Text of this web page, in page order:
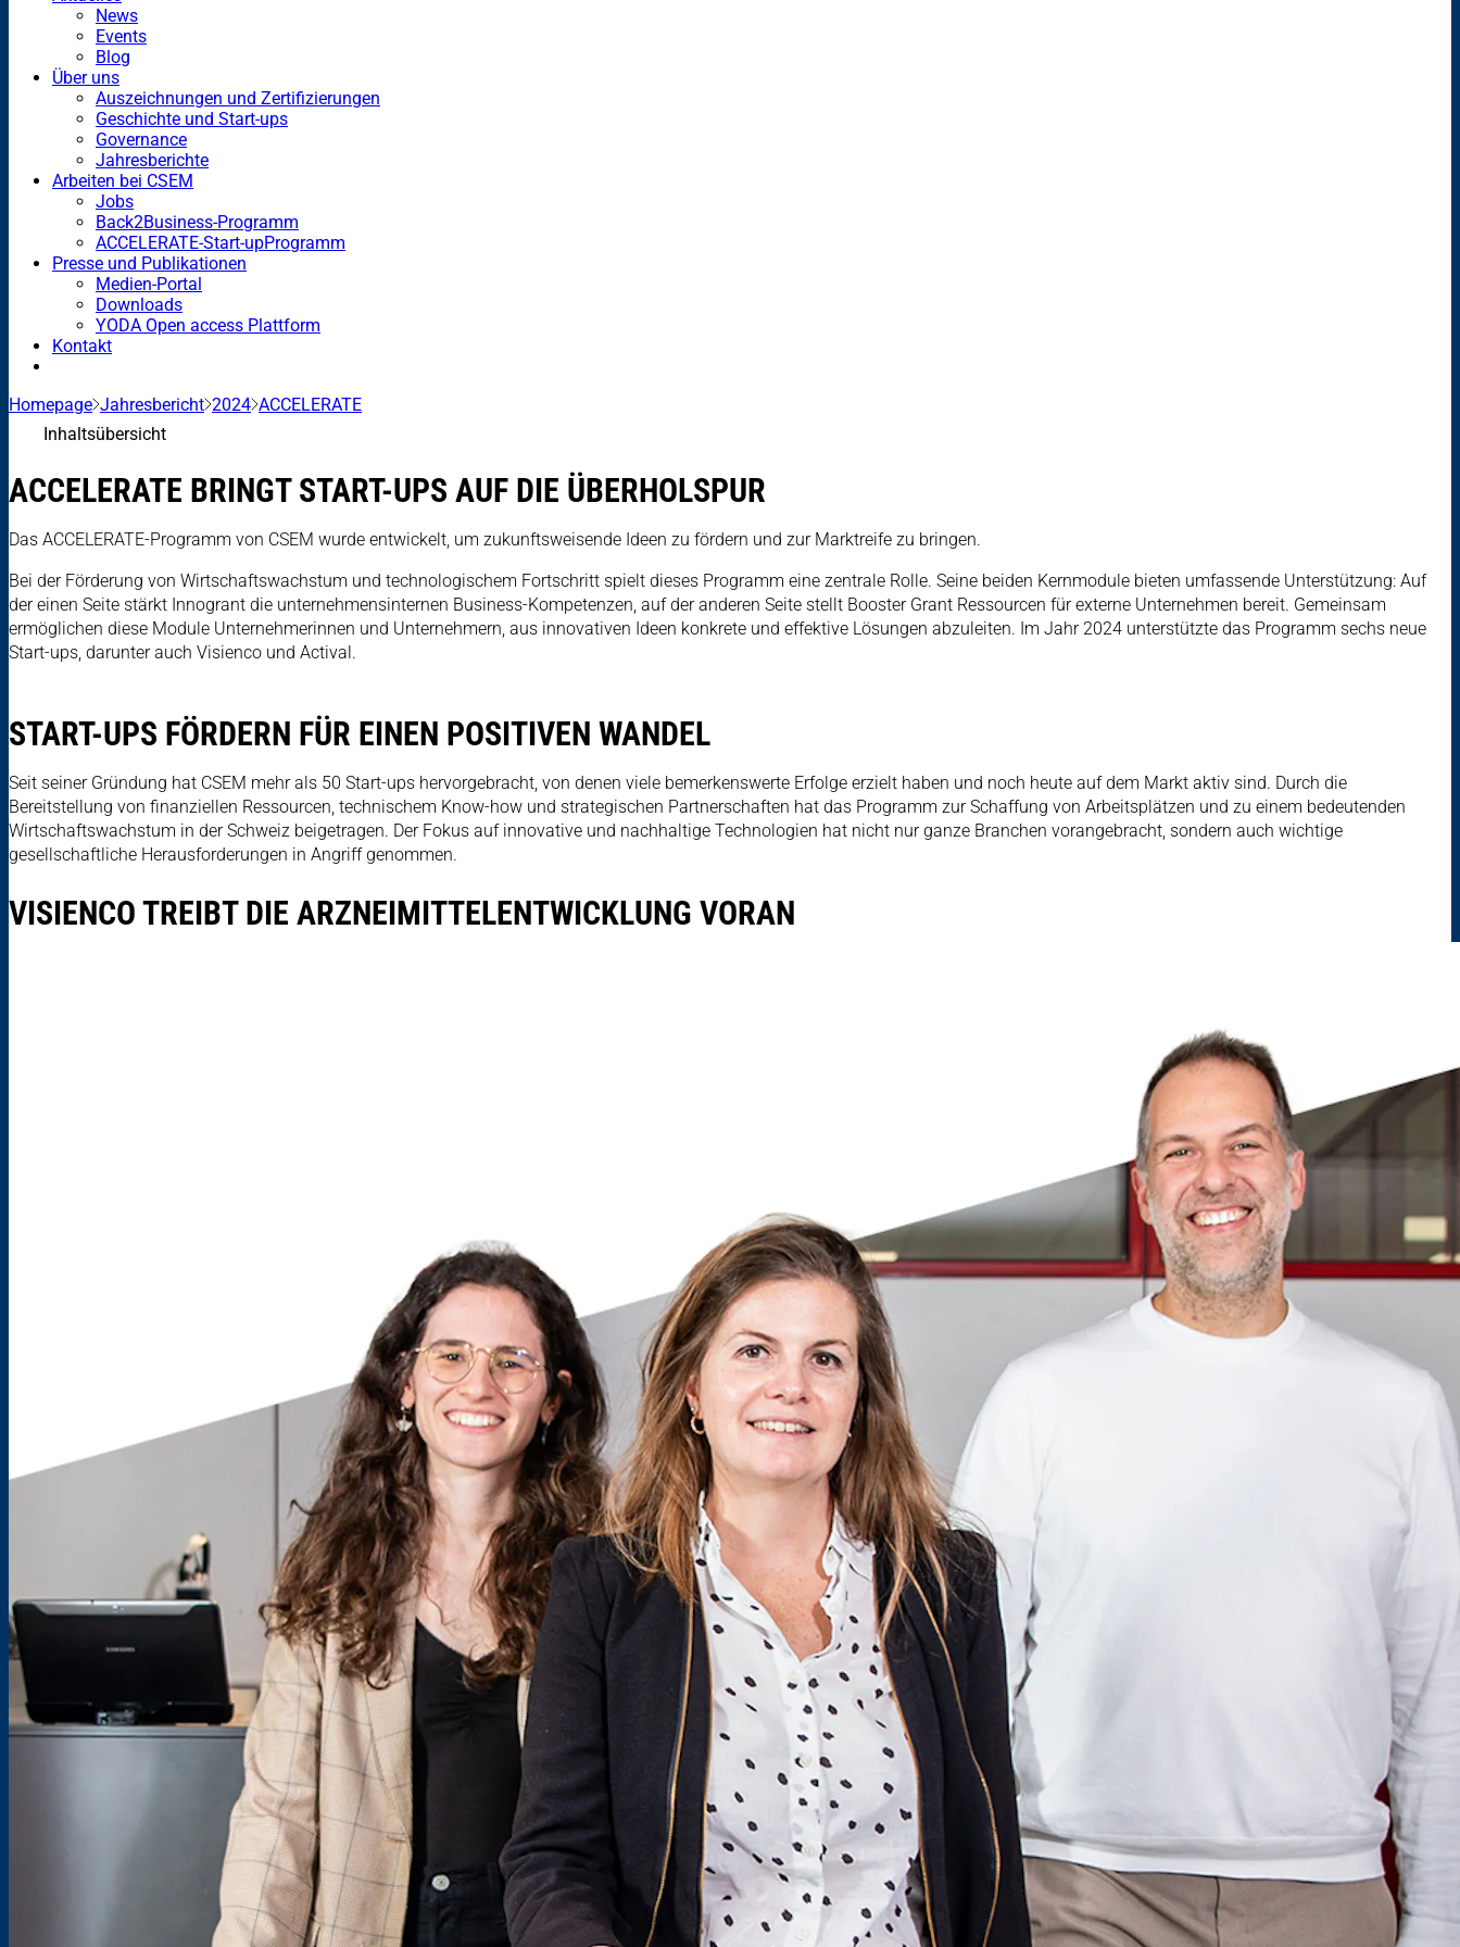
News
Events
Blog
Über uns
Auszeichnungen und Zertifizierungen
Geschichte und Start-ups
Governance
Jahresberichte
Arbeiten bei CSEM
Jobs
Back2Business-Programm
ACCELERATE-Start-upProgramm
Presse und Publikationen
Medien-Portal
Downloads
YODA Open access Plattform
Kontakt
Homepage Jahresbericht 2024 ACCELERATE
Inhaltsübersicht
ACCELERATE BRINGT START-UPS AUF DIE ÜBERHOLSPUR
Das ACCELERATE-Programm von CSEM wurde entwickelt, um zukunftsweisende Ideen zu fördern und zur Marktreife zu bringen.
Bei der Förderung von Wirtschaftswachstum und technologischem Fortschritt spielt dieses Programm eine zentrale Rolle. Seine beiden Kernmodule bieten umfassende Unterstützung: Auf
der einen Seite stärkt Innogrant die unternehmensinternen Business-Kompetenzen, auf der anderen Seite stellt Booster Grant Ressourcen für externe Unternehmen bereit. Gemeinsam
ermöglichen diese Module Unternehmerinnen und Unternehmern, aus innovativen Ideen konkrete und effektive Lösungen abzuleiten. Im Jahr 2024 unterstützte das Programm sechs neue
Start-ups, darunter auch Visienco und Actival.
START-UPS FÖRDERN FÜR EINEN POSITIVEN WANDEL
Seit seiner Gründung hat CSEM mehr als 50 Start-ups hervorgebracht, von denen viele bemerkenswerte Erfolge erzielt haben und noch heute auf dem Markt aktiv sind. Durch die
Bereitstellung von finanziellen Ressourcen, technischem Know-how und strategischen Partnerschaften hat das Programm zur Schaffung von Arbeitsplätzen und zu einem bedeutenden
Wirtschaftswachstum in der Schweiz beigetragen. Der Fokus auf innovative und nachhaltige Technologien hat nicht nur ganze Branchen vorangebracht, sondern auch wichtige
gesellschaftliche Herausforderungen in Angriff genommen.
VISIENCO TREIBT DIE ARZNEIMITTELENTWICKLUNG VORAN